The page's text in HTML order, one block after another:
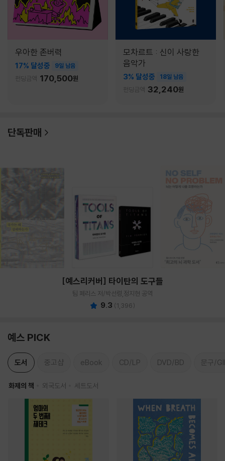
우아한 존버력
17% 달성중 9일 남음
펀딩금액 170,500원
모차르트 : 신이 사랑한
음악가
3% 달성중 18일 남음
펀딩금액 32,240원
단독판매
[예스리커버] 타이탄의 도구들
팀 페리스 저/박선령,정지현 공역
9.3 (1,396)
예스 PICK
도서 중고샵 eBook CD/LP DVD/BD 문구/
화제의 책 외국도서 세트도서